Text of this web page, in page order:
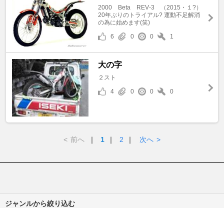
2000 Beta REV‐3 （2015・１?）
20年ぶりのトライアル? 運動不足解消
の為に始めます(笑)
6
0 0 1
大の字
２スト
4
0 0 0
< 前へ ｜ 1 ｜ 2 ｜ 次へ >
ジャンルから絞り込む